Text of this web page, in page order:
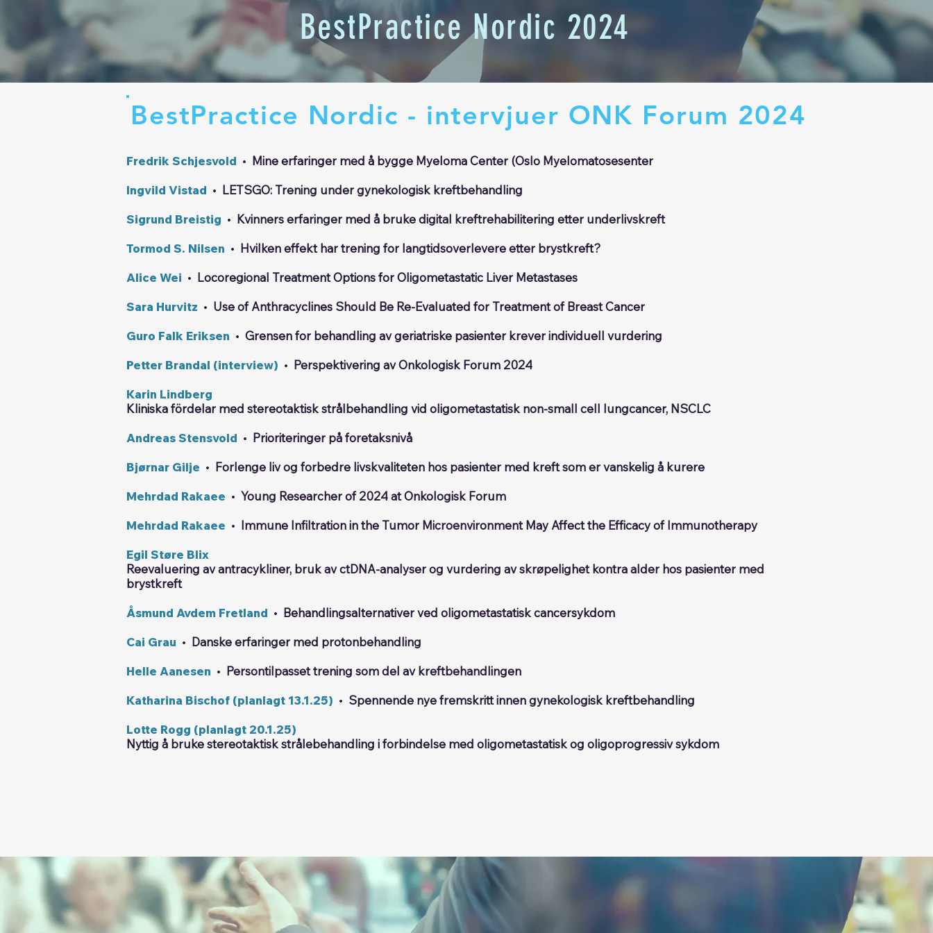
BestPractice Nordic 2024
BestPractice Nordic - intervjuer ONK Forum 2024
Fredrik Schjesvold • Mine erfaringer med å bygge Myeloma Center (Oslo Myelomatosesenter
Ingvild Vistad • LETSGO: Trening under gynekologisk kreftbehandling
Sigrund Breistig • Kvinners erfaringer med å bruke digital kreftrehabilitering etter underlivskreft
Tormod S. Nilsen • Hvilken effekt har trening for langtidsoverlevere etter brystkreft?
Alice Wei • Locoregional Treatment Options for Oligometastatic Liver Metastases
Sara Hurvitz • Use of Anthracyclines Should Be Re-Evaluated for Treatment of Breast Cancer
Guro Falk Eriksen • Grensen for behandling av geriatriske pasienter krever individuell vurdering
Petter Brandal (interview) • Perspektivering av Onkologisk Forum 2024
Karin Lindberg
Kliniska fördelar med stereotaktisk strålbehandling vid oligometastatisk non-small cell lungcancer, NSCLC
Andreas Stensvold • Prioriteringer på foretaksnivå
Bjørnar Gilje • Forlenge liv og forbedre livskvaliteten hos pasienter med kreft som er vanskelig å kurere
Mehrdad Rakaee • Young Researcher of 2024 at Onkologisk Forum
Mehrdad Rakaee • Immune Infiltration in the Tumor Microenvironment May Affect the Efficacy of Immunotherapy
Egil Støre Blix
Reevaluering av antracykliner, bruk av ctDNA-analyser og vurdering av skrøpelighet kontra alder hos pasienter med
brystkreft
Åsmund Avdem Fretland • Behandlingsalternativer ved oligometastatisk cancersykdom
Cai Grau • Danske erfaringer med protonbehandling
Helle Aanesen • Persontilpasset trening som del av kreftbehandlingen
Katharina Bischof (planlagt 13.1.25) • Spennende nye fremskritt innen gynekologisk kreftbehandling
Lotte Rogg (planlagt 20.1.25)
Nyttig å bruke stereotaktisk strålebehandling i forbindelse med oligometastatisk og oligoprogressiv sykdom